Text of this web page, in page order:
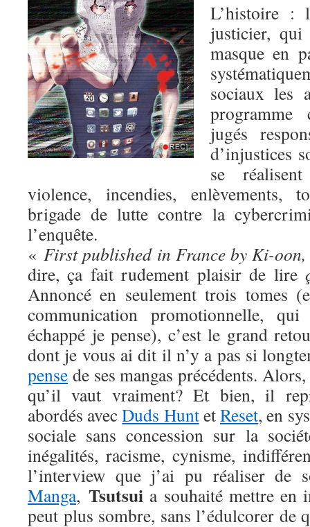
L’histoire :
justicier, qui
masque en
sociaux les
jugés
d’injustices
se
violence, incendies, enlèvements,
brigade de lutte contre la
l’enquête.
«First published in France by Ki-
dire, ça fait rudement plaisir de lire
Annoncé en seulement trois tomes
communication promotionnelle,
échappé je pense), c’est le grand
dont je vous ai dit il n’y a pas si
pense de ses mangas précédents.
qu’il vaut vraiment? Et bien, il
abordés avecDuds HuntetReset, en
sociale sans concession sur la
inégalités, racisme, cynisme,
l’interview que j’ai pu réaliser de
Manga,Tsutsui a souhaité mettre en
peut plus sombre, sans l’édulcorer de